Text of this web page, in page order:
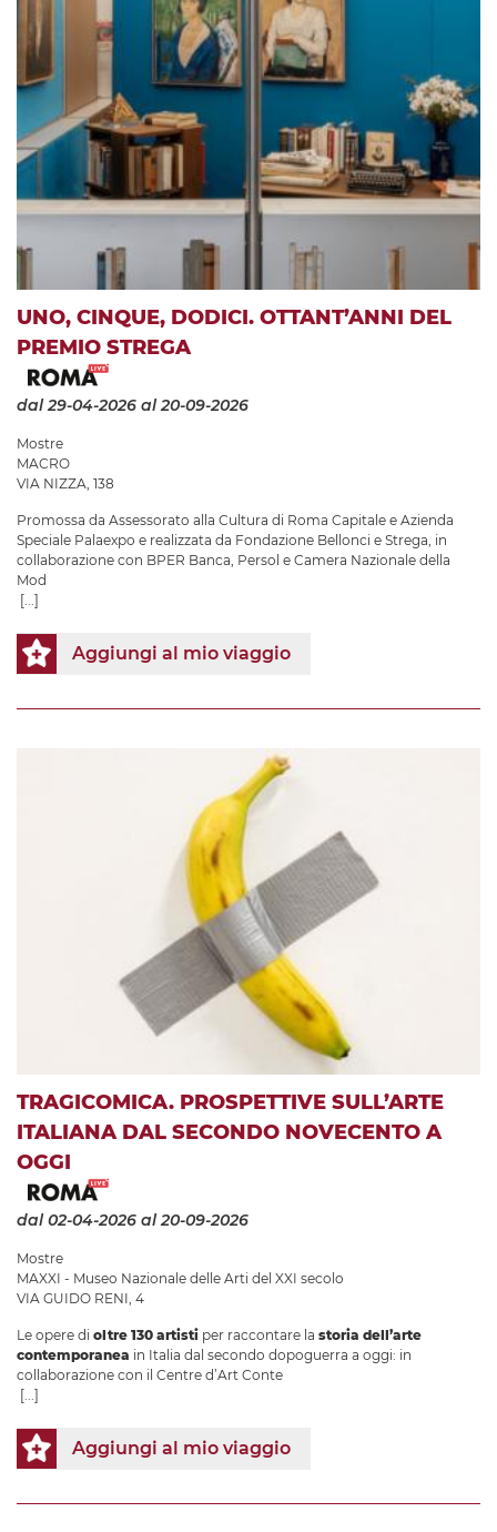
UNO, CINQUE, DODICI. OTTANT’ANNI DEL
PREMIO STREGA
dal 29-04-2026 al 20-09-2026
Mostre
MACRO
VIA NIZZA, 138
Promossa da Assessorato alla Cultura di Roma Capitale e Azienda
Speciale Palaexpo e realizzata da Fondazione Bellonci e Strega, in
collaborazione con BPER Banca, Persol e Camera Nazionale della
Mod
[...]
Aggiungi al mio viaggio
TRAGICOMICA. PROSPETTIVE SULL’ARTE
ITALIANA DAL SECONDO NOVECENTO A
OGGI
dal 02-04-2026 al 20-09-2026
Mostre
MAXXI - Museo Nazionale delle Arti del XXI secolo
VIA GUIDO RENI, 4
Le opere di oltre 130 artisti per raccontare la storia dell’arte
contemporanea in Italia dal secondo dopoguerra a oggi: in
collaborazione con il Centre d’Art Conte
[...]
Aggiungi al mio viaggio